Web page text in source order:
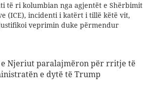
të ri kolumbian nga agjentët e Shërbimit
(ICE), incidenti i katërt i tillë këtë vit,
veprimin duke përmendur
Njeriut paralajmëron për rritje të
e dytë të Trump